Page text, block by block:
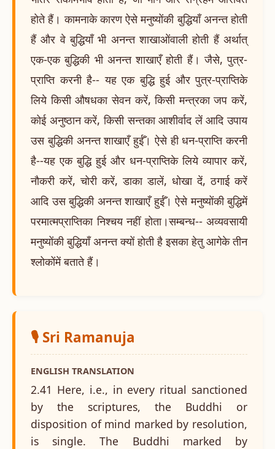
होते हैं। कामनाके कारण ऐसे मनुष्योंकी बुद्धियाँ अनन्त होती
हैं और वे बुद्धियाँ भी अनन्त शाखाओंवाली होती हैं अर्थात्
एक-एक बुद्धिकी भी अनन्त शाखाएँ होती हैं। जैसे, पुत्र-
प्राप्ति करनी है-- यह एक बुद्धि हुई और पुत्र-प्राप्तिके
लिये किसी औषधका सेवन करें, किसी मन्त्रका जप करें,
कोई अनुष्ठान करें, किसी सन्तका आशीर्वाद लें आदि उपाय
उस बुद्धिकी अनन्त शाखाएँ हुईँ। ऐसे ही धन-प्राप्ति करनी
है--यह एक बुद्धि हुई और धन-प्राप्तिके लिये व्यापार करें,
नौकरी करें, चोरी करें, डाका डालें, धोखा दें, ठगाई करें
आदि उस बुद्धिकी अनन्त शाखाएँ हुईँ। ऐसे मनुष्योंकी बुद्धिमें
परमात्मप्राप्तिका निश्चय नहीं होता।सम्बन्ध-- अव्यवसायी
मनुष्योंकी बुद्धियाँ अनन्त क्यों होती है इसका हेतु आगेके तीन
श्लोकोंमें बताते हैं।
🎙️ Sri Ramanuja
ENGLISH TRANSLATION
2.41 Here, i.e., in every ritual sanctioned
by the scriptures, the Buddhi or
disposition of mind marked by resolution,
is single. The Buddhi marked by